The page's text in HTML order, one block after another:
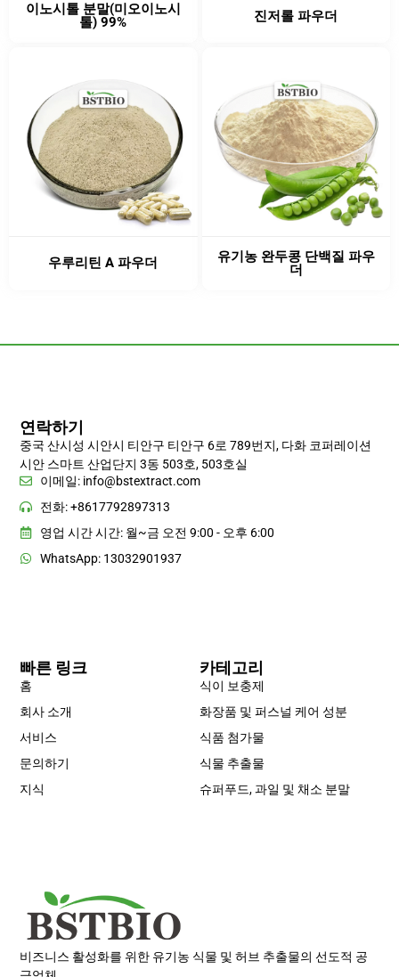
이노시톨 분말(미오이노시
톨) 99%
진저롤 파우더
우루리틴 A 파우더
유기농 완두콩 단백질 파우
더
비즈니스 활성화를 위한 유기농 식물 및 허브 추출물의 선도적 공
카테고리
식이 보충제
화장품 및 퍼스널 케어 성분
식품 첨가물
식물 추출물
슈퍼푸드, 과일 및 채소 분말
빠른 링크
홈
회사 소개
서비스
문의하기
지식
연락하기
중국 산시성 시안시 티안구 티안구 6로 789번지, 다화 코퍼레이션
시안 스마트 산업단지 3동 503호, 503호실
이메일: info@bstextract.com
전화: +8617792897313
영업 시간 시간: 월~금 오전 9:00 - 오후 6:00
WhatsApp: 13032901937
Japanese
Russian
Spanish